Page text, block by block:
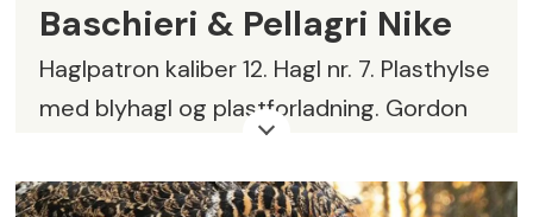
Baschieri & Pellagri Nike
Haglpatron kaliber 12. Hagl nr. 7. Plasthylse
med blyhagl og plastforladning. Gordon
Hylselsngde:67 mm.